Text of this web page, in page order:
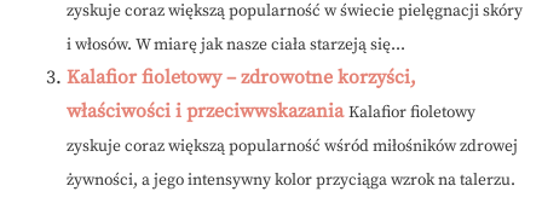
zyskuje coraz większą popularność w świecie pielęgnacji skóry
i włosów. W miarę jak nasze ciała starzeją się...
Kalafior fioletowy – zdrowotne korzyści,
właściwości i przeciwwskazania Kalafior fioletowy
zyskuje coraz większą popularność wśród miłośników zdrowej
żywności, a jego intensywny kolor przyciąga wzrok na talerzu.